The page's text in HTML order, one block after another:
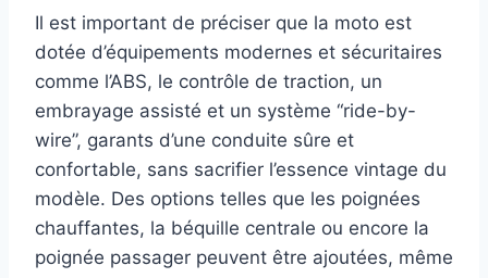
Il est important de préciser que la moto est
dotée d’équipements modernes et sécuritaires
comme l’ABS, le contrôle de traction, un
embrayage assisté et un système “ride-by-
wire”, garants d’une conduite sûre et
confortable, sans sacrifier l’essence vintage du
modèle. Des options telles que les poignées
chauffantes, la béquille centrale ou encore la
poignée passager peuvent être ajoutées, même